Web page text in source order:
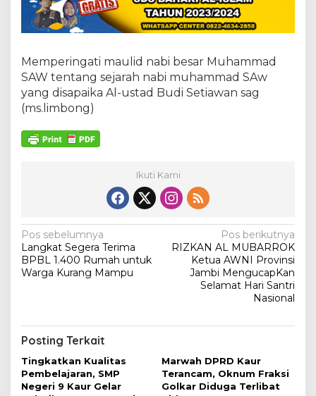
i
m
u
a
m
m
a
4
4
H
Memperingati maulid nabi besar Muhammad
SAW tentang sejarah nabi muhammad SAw
yang disapaika Al-ustad Budi Setiawan sag
(ms.limbong)
Ikuti Kami
N
a
v
a
s
i
Pos sebelumnya
Langkat Segera Terima
BPBL 1.400 Rumah untuk
Warga Kurang Mampu
Pos berikutnya
RIZKAN AL MUBARROK
Ketua AWNI Provinsi
Jambi MengucapKan
Selamat Hari Santri
Nasional
Posting Terkait
Tingkatkan Kualitas
Pembelajaran, SMP
Negeri 9 Kaur Gelar
Marwah DPRD Kaur
Terancam, Oknum Fraksi
Golkar Diduga Terlibat